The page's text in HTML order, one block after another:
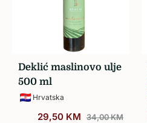
Deklić maslinovo ulje
500 ml
Hrvatska
29,50 KM 34,00KM